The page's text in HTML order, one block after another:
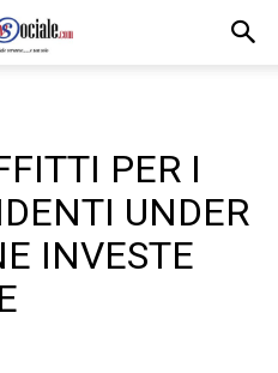
PER I
UNDER
INVESTE